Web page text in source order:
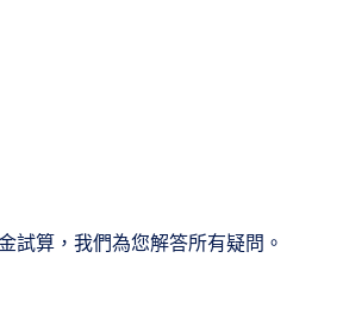
試算，我們為您解答所有疑問。